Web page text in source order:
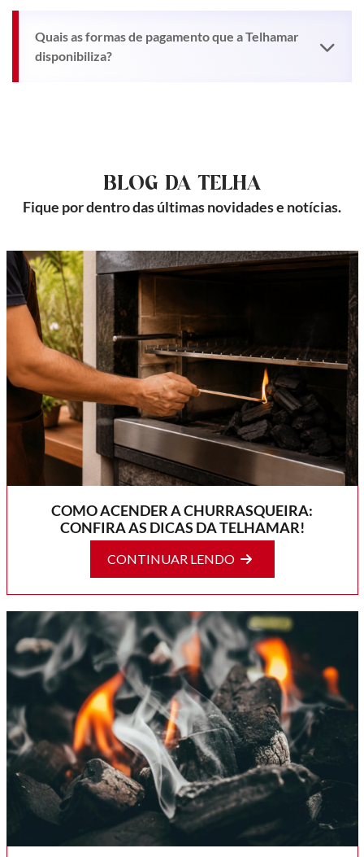
Quais as formas de pagamento que a Telhamar
disponibiliza?
BLOG DA TELHA
Fique por dentro das últimas novidades e notícias.
COMO ACENDER A CHURRASQUEIRA:
CONFIRA AS DICAS DA TELHAMAR!
CONTINUAR LENDO